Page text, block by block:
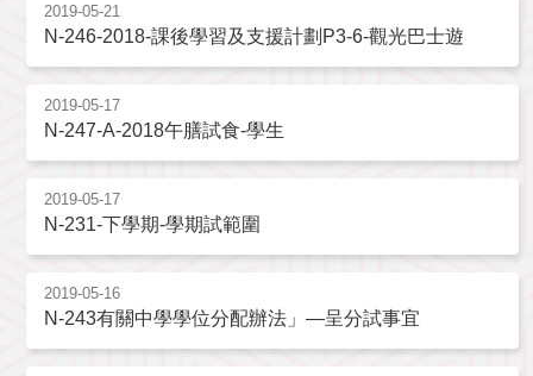
2019-05-21
N-246-2018-課後學習及支援計劃P3-6-觀光巴士遊
2019-05-17
N-247-A-2018午膳試食-學生
2019-05-17
N-231-下學期-學期試範圍
2019-05-16
N-243有關中學學位分配辦法」—呈分試事宜